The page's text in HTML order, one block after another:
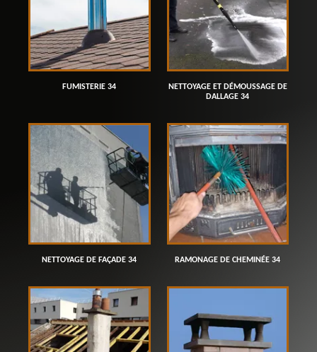
FUMISTERIE 34
NETTOYAGE ET DÉMOUSSAGE DE
DALLAGE 34
NETTOYAGE DE FAÇADE 34 RAMONAGE DE CHEMINÉE 34